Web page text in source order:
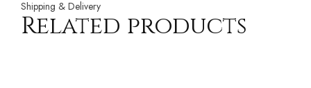
Shipping & Delivery
Related products